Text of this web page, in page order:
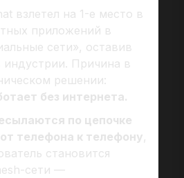
взлетел на 1-е место в
приложений в
сети», оставив
индустрии. Причина в
решении:
без интернета.
по цепочке
телефона к телефону,
становится
сети —